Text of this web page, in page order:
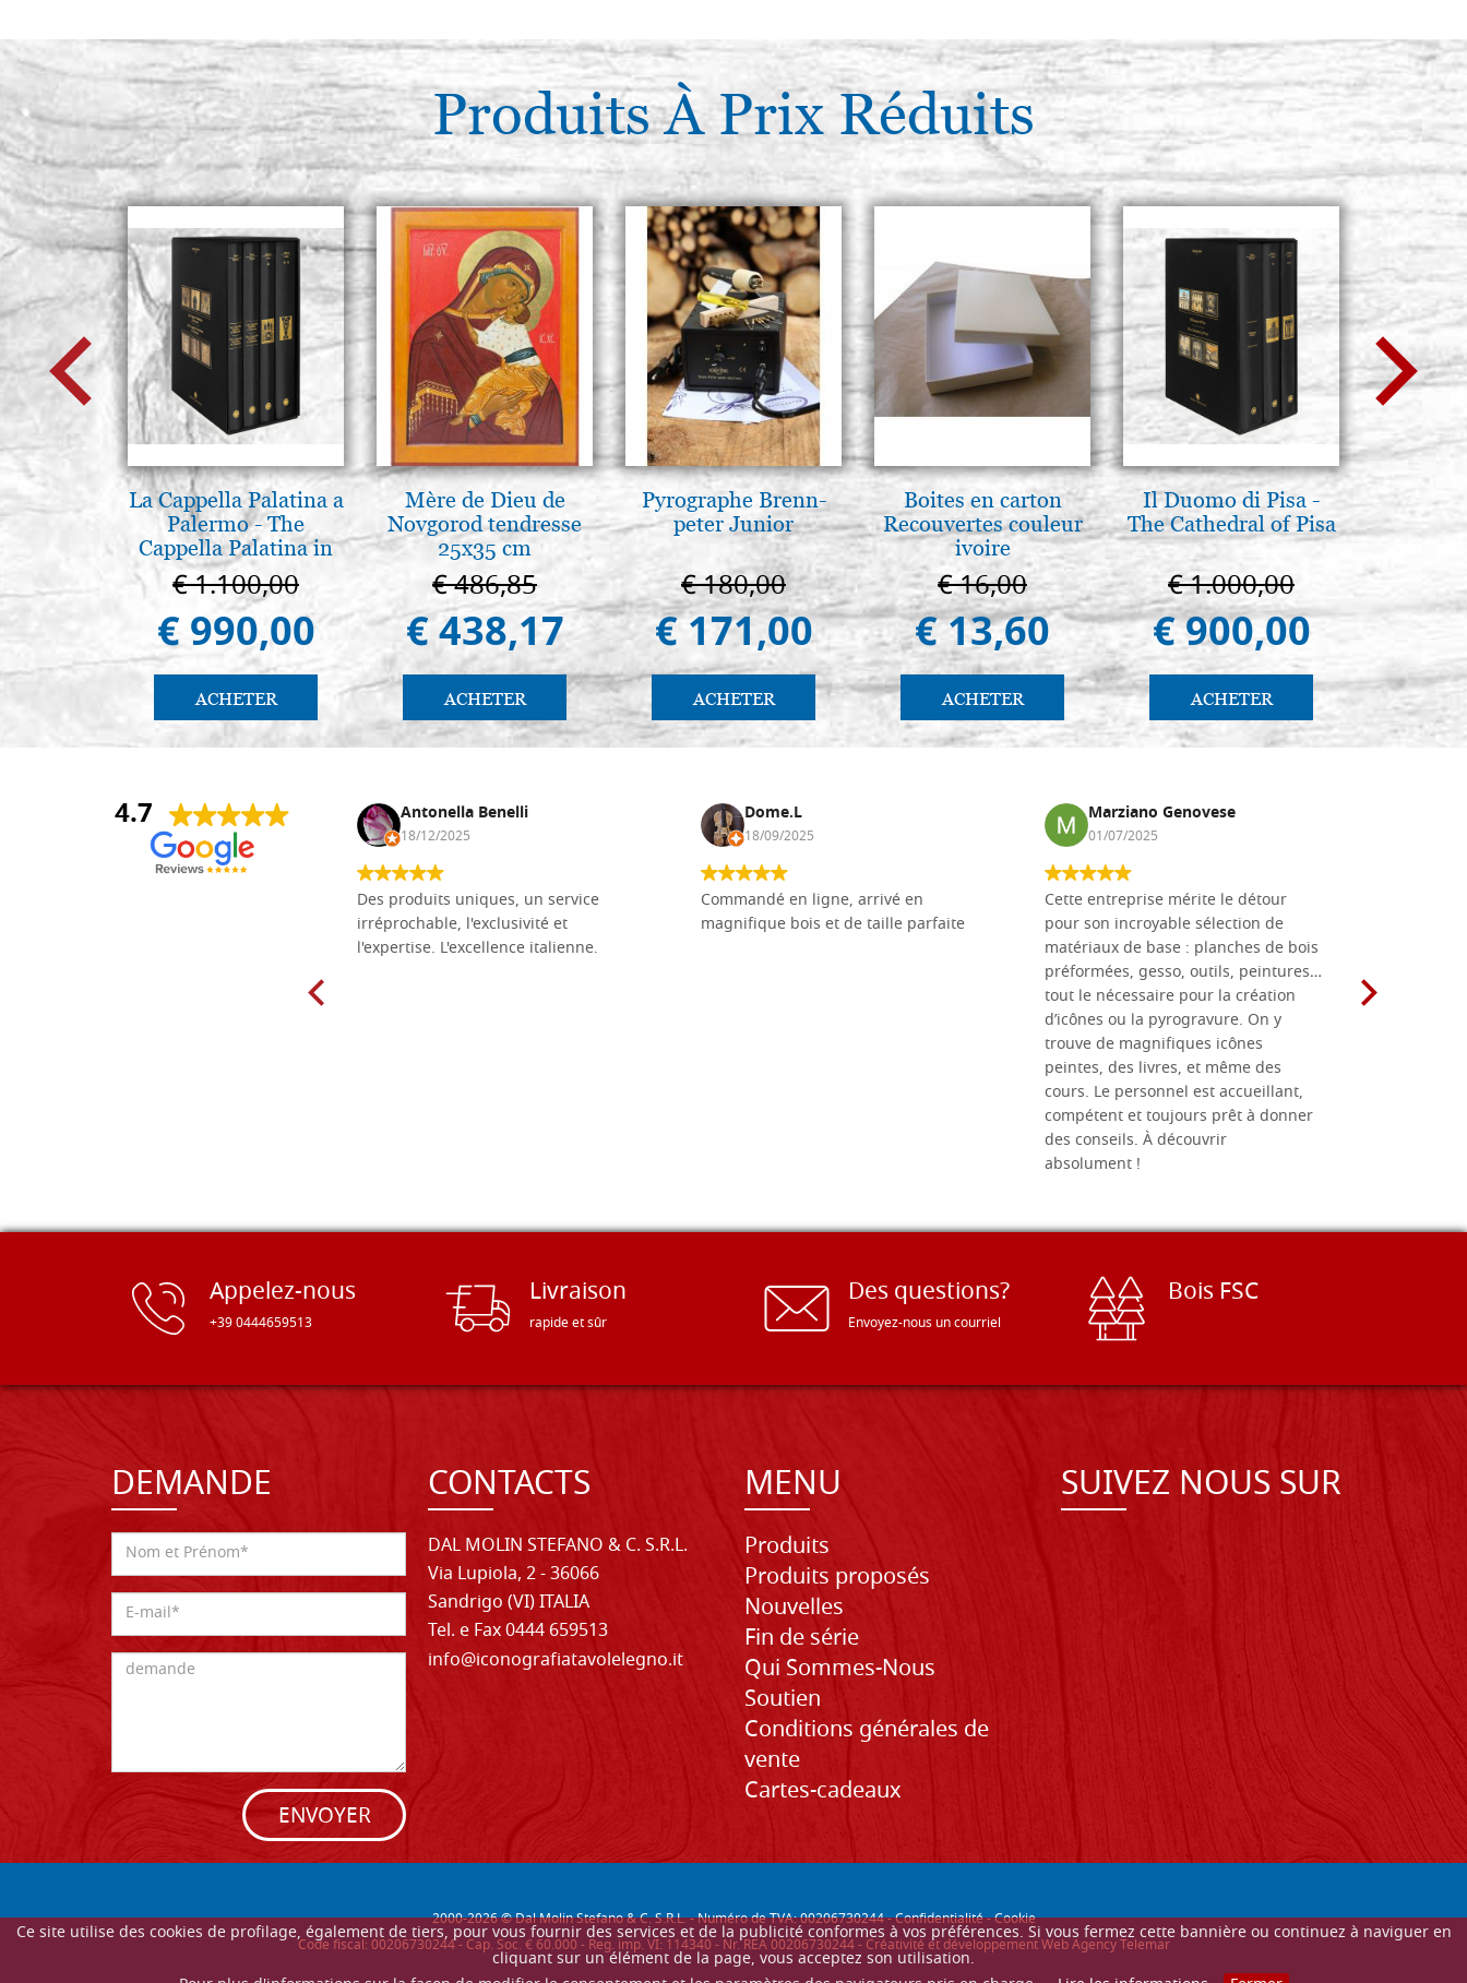
Ce site utilise des cookies de profilage, également de tiers, pour vous fournir des services et de la publicité conformes à vos préférences. Si vous fermez cette bannière ou continuez à naviguer en
cliquant sur un élément de la page, vous acceptez son utilisation.
Produits À Prix Réduits
La Cappella Palatina a
Palermo - The
Cappella Palatina in
Palermo
€ 1.100,00
€ 990,00
ACHETER
Mère de Dieu de
Novgorod tendresse
25x35 cm
€ 486,85
€ 438,17
ACHETER
Pyrographe Brenn-
peter Junior
€ 180,00
€ 171,00
ACHETER
Boites en carton
Recouvertes couleur
ivoire
€ 16,00
€ 13,60
ACHETER
Il Duomo di Pisa -
The Cathedral of Pisa
€ 1.000,00
€ 900,00
ACHETER
4.7
Daniel Vandewalle Antonella Benelli
18/12/2025
Des produits uniques, un service
irréprochable, l'exclusivité et
l'expertise. L'excellence italienne.
Dome.L
18/09/2025
Commandé en ligne, arrivé en
magnifique bois et de taille parfaite
Marziano Genovese
01/07/2025
Cette entreprise mérite le détour
pour son incroyable sélection de
matériaux de base : planches de bois
préformées, gesso, outils, peintures…
tout le nécessaire pour la création
d’icônes ou la pyrogravure. On y
trouve de magnifiques icônes
peintes, des livres, et même des
cours. Le personnel est accueillant,
compétent et toujours prêt à donner
des conseils. À découvrir
absolument !
Appelez-nous
+39 0444659513
Livraison
rapide et sûr
Des questions?
Envoyez-nous un courriel
Bois FSC
DEMANDE
ENVOYER
CONTACTS
DAL MOLIN STEFANO & C. S.R.L.
Via Lupiola, 2 - 36066
Sandrigo (VI) ITALIA
Tel. e Fax 0444 659513
info@iconografiatavolelegno.it
MENU
Produits
Produits proposés
Nouvelles
Fin de série
Qui Sommes-Nous
Soutien
Conditions générales de
vente
Cartes-cadeaux
SUIVEZ NOUS SUR
2000-2026© Dal Molin Stefano & C. S.R.L. - Numéro de TVA: 00206730244 -Confidentialité-Cookie
Code fiscal: 00206730244 - Cap. Soc. € 60.000 - Reg. imp. VI: 114340 - Nr. REA 00206730244 - Créativité et développement Web Agency Telemar